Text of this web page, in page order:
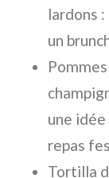
lardons
un
une
repas
Tortilla